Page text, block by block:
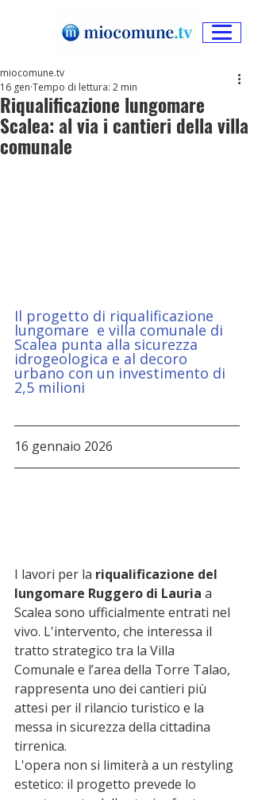
Riqualificazione lungomare
Scalea: al via i cantieri della villa
comunale
miocomune.tv
16 gen Tempo di lettura: 2 min
Il progetto di riqualificazione
lungomare  e villa comunale di
Scalea punta alla sicurezza
idrogeologica e al decoro
urbano con un investimento di
2,5 milioni
16 gennaio 2026
I lavori per la riqualificazione del
lungomare Ruggero di Lauria a
Scalea sono ufficialmente entrati nel
vivo. L'intervento, che interessa il
tratto strategico tra la Villa
Comunale e l’area della Torre Talao,
rappresenta uno dei cantieri più
attesi per il rilancio turistico e la
messa in sicurezza della cittadina
tirrenica.
L'opera non si limiterà a un restyling
estetico: il progetto prevede lo